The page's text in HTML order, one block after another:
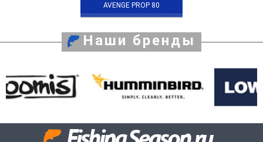
AVENGE PROP 80
Наши бренды